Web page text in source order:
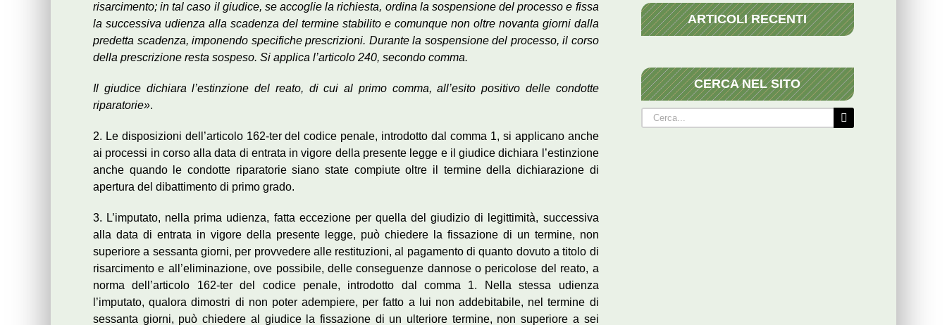
risarcimento; in tal caso il giudice, se accoglie la richiesta, ordina la sospensione del processo e fissa
la successiva udienza alla scadenza del termine stabilito e comunque non oltre novanta giorni dalla
predetta scadenza, imponendo specifiche prescrizioni. Durante la sospensione del processo, il corso
della prescrizione resta sospeso. Si applica l’articolo 240, secondo comma.
Il giudice dichiara l’estinzione del reato, di cui al primo comma, all’esito positivo delle condotte
riparatorie».
2. Le disposizioni dell’articolo 162-ter del codice penale, introdotto dal comma 1, si applicano anche
ai processi in corso alla data di entrata in vigore della presente legge e il giudice dichiara l’estinzione
anche quando le condotte riparatorie siano state compiute oltre il termine della dichiarazione di
apertura del dibattimento di primo grado.
3. L’imputato, nella prima udienza, fatta eccezione per quella del giudizio di legittimità, successiva
alla data di entrata in vigore della presente legge, può chiedere la fissazione di un termine, non
superiore a sessanta giorni, per provvedere alle restituzioni, al pagamento di quanto dovuto a titolo di
risarcimento e all’eliminazione, ove possibile, delle conseguenze dannose o pericolose del reato, a
norma dell’articolo 162-ter del codice penale, introdotto dal comma 1. Nella stessa udienza
l’imputato, qualora dimostri di non poter adempiere, per fatto a lui non addebitabile, nel termine di
sessanta giorni, può chiedere al giudice la fissazione di un ulteriore termine, non superiore a sei
ARTICOLI RECENTI
CERCA NEL SITO
Cerca
per: